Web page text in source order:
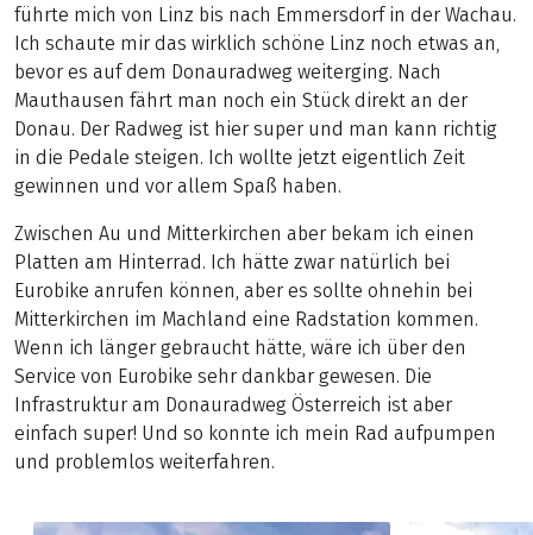
führte mich von Linz bis nach Emmersdorf in der Wachau.
Ich schaute mir das wirklich schöne Linz noch etwas an,
bevor es auf dem Donauradweg weiterging. Nach
Mauthausen fährt man noch ein Stück direkt an der
Donau. Der Radweg ist hier super und man kann richtig
in die Pedale steigen. Ich wollte jetzt eigentlich Zeit
gewinnen und vor allem Spaß haben.
Zwischen Au und Mitterkirchen aber bekam ich einen
Platten am Hinterrad. Ich hätte zwar natürlich bei
Eurobike anrufen können, aber es sollte ohnehin bei
Mitterkirchen im Machland eine Radstation kommen.
Wenn ich länger gebraucht hätte, wäre ich über den
Service von Eurobike sehr dankbar gewesen. Die
Infrastruktur am Donauradweg Österreich ist aber
einfach super! Und so konnte ich mein Rad aufpumpen
und problemlos weiterfahren.